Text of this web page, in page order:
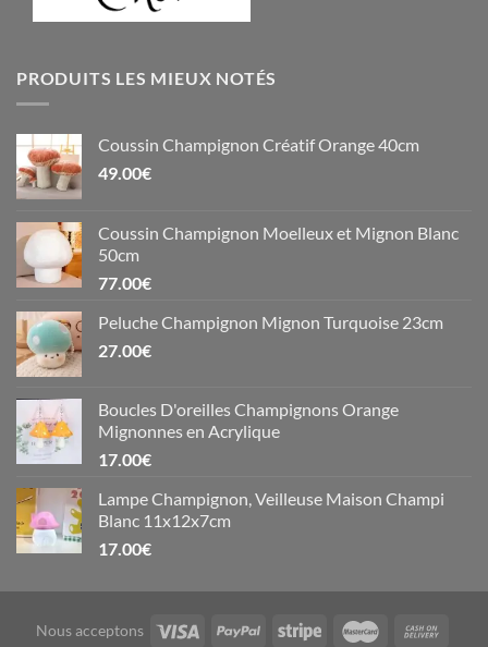
PRODUITS LES MIEUX NOTÉS
Coussin Champignon Créatif Orange 40cm
49.00€
Coussin Champignon Moelleux et Mignon Blanc
50cm
77.00€
Peluche Champignon Mignon Turquoise 23cm
27.00€
Boucles D'oreilles Champignons Orange
Mignonnes en Acrylique
17.00€
Lampe Champignon, Veilleuse Maison Champi
Blanc 11x12x7cm
17.00€
Nous acceptons